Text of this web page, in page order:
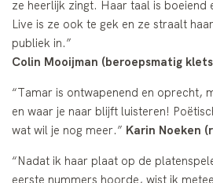
ze heerlijk zingt. Haar taal is boeiend
Live is ze ook te gek en ze straalt
publiek in.”
Colin Mooijman (beroepsmatig
“Tamar is ontwapenend en oprecht,
en waar je naar blijft luisteren!
wat wil je nog meer.” Karin Noeken
“Nadat ik haar plaat op de
eerste nummers hoorde, wist ik